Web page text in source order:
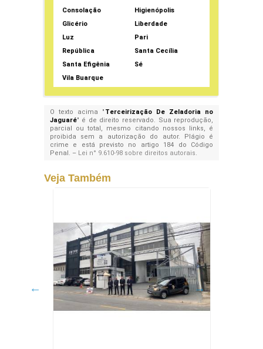
Consolação
Higienópolis
Glicério
Liberdade
Luz
Pari
República
Santa Cecília
Santa Efigênia
Sé
Vila Buarque
O texto acima " Terceirização De Zeladoria no
Jaguaré" é de direito reservado. Sua reprodução,
parcial ou total, mesmo citando nossos links, é
proibida sem a autorização do autor. Plágio é
crime e está previsto no artigo 184 do Código
Penal. – Lei n° 9.610-98 sobre direitos autorais.
Veja Também